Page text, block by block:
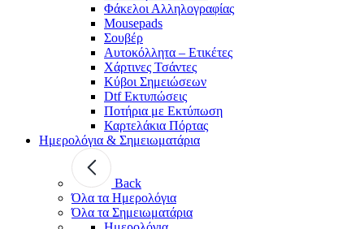
Φάκελοι Αλληλογραφίας
Mousepads
Σουβέρ
Αυτοκόλλητα – Ετικέτες
Χάρτινες Τσάντες
Κύβοι Σημειώσεων
Dtf Εκτυπώσεις
Ποτήρια με Εκτύπωση
Καρτελάκια Πόρτας
Ημερολόγια & Σημειωματάρια
Back
Όλα τα Ημερολόγια
Όλα τα Σημειωματάρια